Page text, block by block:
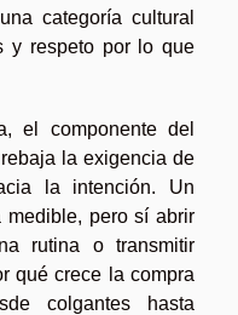
categoría cultural
y respeto por lo que
el componente del
la exigencia de
la intención. Un
medible, pero sí abrir
rutina o transmitir
qué crece la compra
colgantes hasta